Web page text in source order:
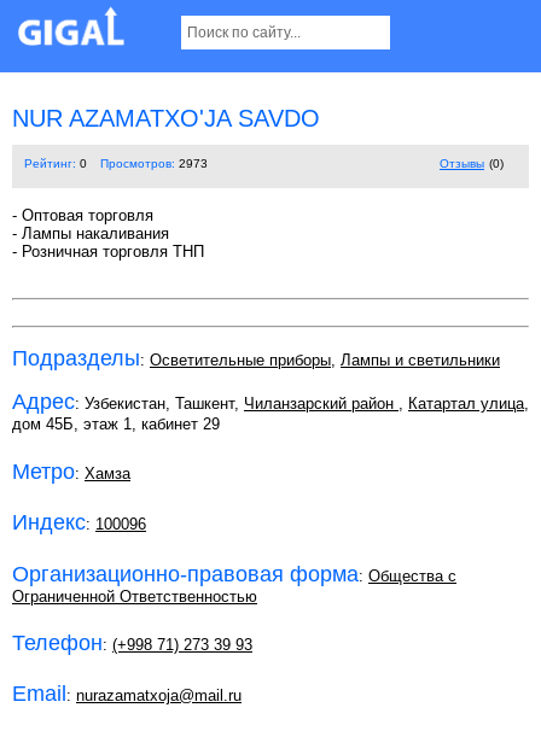
NUR AZAMATXO'JA SAVDO
Рейтинг: 0 Просмотров: 2973 Отзывы (0)
- Оптовая торговля
- Лампы накаливания
- Розничная торговля ТНП
Подразделы: Осветительные приборы, Лампы и светильники
Адрес: Узбекистан, Ташкент, Чиланзарский район , Катартал улица,
дом 45Б, этаж 1, кабинет 29
Метро: Хамза
Индекс: 100096
Организационно-правовая форма: Общества с
Ограниченной Ответственностью
Телефон: (+998 71) 273 39 93
Email : nurazamatxoja@mail.ru